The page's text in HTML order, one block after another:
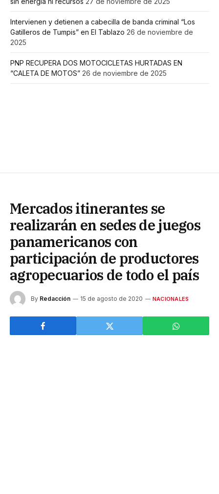
Intervienen y detienen a cabecilla de banda criminal “Los
Gatilleros de Tumpis” en El Tablazo 26 de noviembre de
2025
PNP RECUPERA DOS MOTOCICLETAS HURTADAS EN
“CALETA DE MOTOS” 26 de noviembre de 2025
Mercados itinerantes se
realizarán en sedes de juegos
panamericanos con
participación de productores
agropecuarios de todo el país
By Redacción 15 de agosto de 2020 NACIONALES